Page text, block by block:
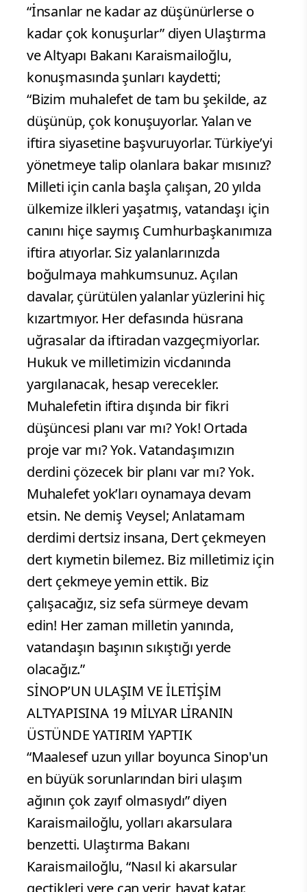
“İnsanlar ne kadar az düşünürlerse o
kadar çok konuşurlar” diyen Ulaştırma
ve Altyapı Bakanı Karaismailoğlu,
konuşmasında şunları kaydetti;
“Bizim muhalefet de tam bu şekilde, az
düşünüp, çok konuşuyorlar. Yalan ve
iftira siyasetine başvuruyorlar. Türkiye’yi
yönetmeye talip olanlara bakar mısınız?
Milleti için canla başla çalışan, 20 yılda
ülkemize ilkleri yaşatmış, vatandaşı için
canını hiçe saymış Cumhurbaşkanımıza
iftira atıyorlar. Siz yalanlarınızda
boğulmaya mahkumsunuz. Açılan
davalar, çürütülen yalanlar yüzlerini hiç
kızartmıyor. Her defasında hüsrana
uğrasalar da iftiradan vazgeçmiyorlar.
Hukuk ve milletimizin vicdanında
yargılanacak, hesap verecekler.
Muhalefetin iftira dışında bir fikri
düşüncesi planı var mı? Yok! Ortada
proje var mı? Yok. Vatandaşımızın
derdini çözecek bir planı var mı? Yok.
Muhalefet yok’ları oynamaya devam
etsin. Ne demiş Veysel; Anlatamam
derdimi dertsiz insana, Dert çekmeyen
dert kıymetin bilemez. Biz milletimiz için
dert çekmeye yemin ettik. Biz
çalışacağız, siz sefa sürmeye devam
edin! Her zaman milletin yanında,
vatandaşın başının sıkıştığı yerde
olacağız.”
SİNOP’UN ULAŞIM VE İLETİŞİM
ALTYAPISINA 19 MİLYAR LİRANIN
ÜSTÜNDE YATIRIM YAPTIK
“Maalesef uzun yıllar boyunca Sinop'un
en büyük sorunlarından biri ulaşım
ağının çok zayıf olmasıydı” diyen
Karaismailoğlu, yolları akarsulara
benzetti. Ulaştırma Bakanı
Karaismailoğlu, “Nasıl ki akarsular